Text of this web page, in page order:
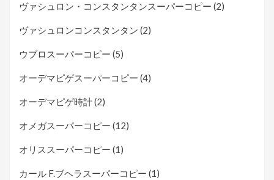
ヴァシュロン・コンスタンタンスーパーコピー (2)
ヴァシュロンコンスタンタン (2)
ウブロスーパーコピー (5)
オーデマピゲスーパーコピー (4)
オーデマピゲ時計(2)
オメガスーパーコピー (12)
オリススーパーコピー (1)
カール F.ブヘラスーパーコピー (1)